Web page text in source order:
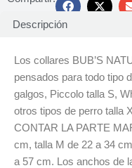
Descripción
Los collares BUB’S
pensados para todo tipo
galgos, Piccolo talla S,
otros tipos de perro talla
CONTAR LA PARTE
cm, talla M de 22 a 34
a 57 cm. Los anchos de